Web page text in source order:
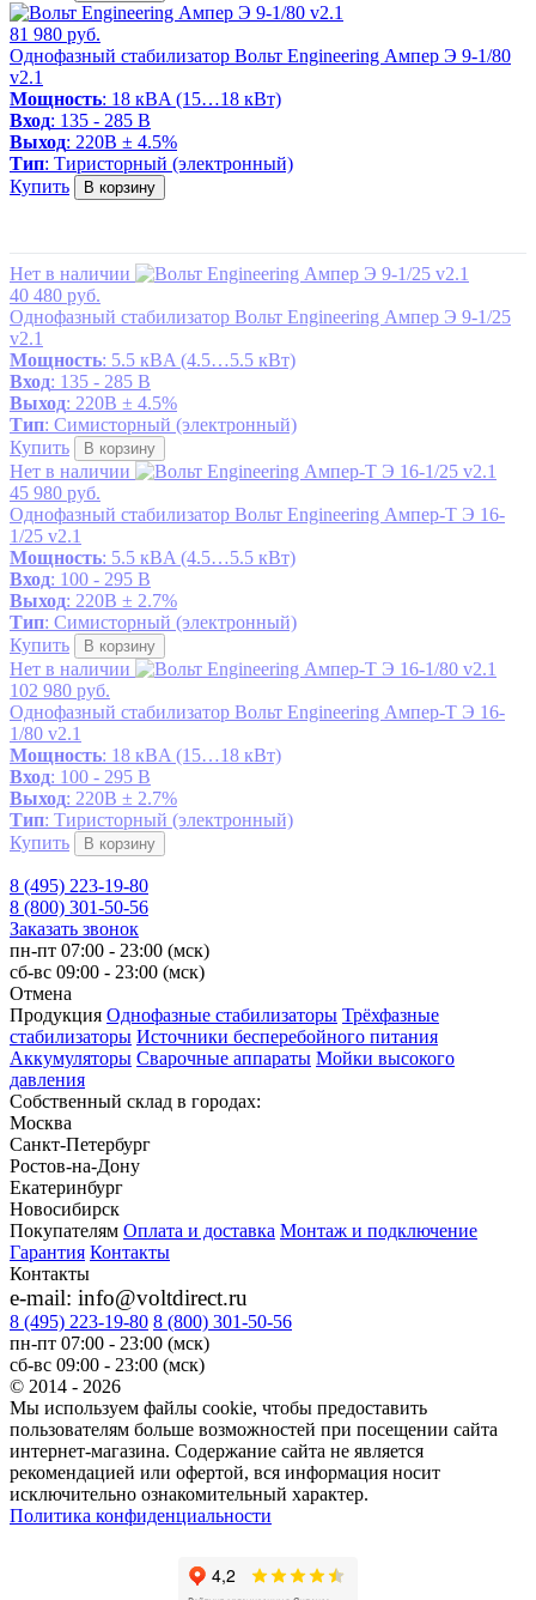
81 980 руб.
Однофазный стабилизатор Вольт Engineering Ампер Э 9-1/80
v2.1
Мощность: 18 кВA (15…18 кВт)
Вход: 135 - 285 В
Выход: 220В ± 4.5%
Тип: Тиристорный (электронный)
Купить
В корзину
Нет в наличии
40 480 руб.
Однофазный стабилизатор Вольт Engineering Ампер Э 9-1/25
v2.1
Мощность: 5.5 кВA (4.5…5.5 кВт)
Вход: 135 - 285 В
Выход: 220В ± 4.5%
Тип: Симисторный (электронный)
Купить
В корзину
Нет в наличии
45 980 руб.
Однофазный стабилизатор Вольт Engineering Ампер-Т Э 16-
1/25 v2.1
Мощность: 5.5 кВA (4.5…5.5 кВт)
Вход: 100 - 295 В
Выход: 220В ± 2.7%
Тип: Симисторный (электронный)
Купить
В корзину
Нет в наличии
102 980 руб.
Однофазный стабилизатор Вольт Engineering Ампер-Т Э 16-
1/80 v2.1
Мощность: 18 кВA (15…18 кВт)
Вход: 100 - 295 В
Выход: 220В ± 2.7%
Тип: Тиристорный (электронный)
Купить
В корзину
8 (495) 223-19-80
8 (800) 301-50-56
Заказать звонок
пн-пт 07:00 - 23:00 (мск)
сб-вс 09:00 - 23:00 (мск)
Отмена
Продукция Однофазные стабилизаторы Трёхфазные
стабилизаторы Источники бесперебойного питания
Аккумуляторы Сварочные аппараты Мойки высокого
давления
Собственный склад в городах:
Москва
Санкт-Петербург
Ростов-на-Дону
Екатеринбург
Новосибирск
Покупателям Оплата и доставка Монтаж и подключение
Гарантия Контакты
Контакты
e-mail: info@voltdirect.ru
8 (495) 223-19-80 8 (800) 301-50-56
пн-пт 07:00 - 23:00 (мск)
сб-вс 09:00 - 23:00 (мск)
© 2014 - 2026
Мы используем файлы cookie, чтобы предоставить
пользователям больше возможностей при посещении сайта
интернет-магазина. Содержание сайта не является
рекомендацией или офертой, вся информация носит
исключительно ознакомительный характер.
Политика конфиденциальности